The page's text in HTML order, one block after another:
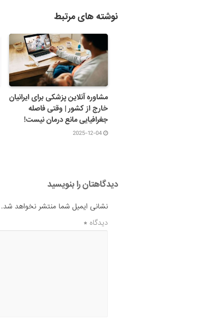
نوشته های مرتبط
مشاوره آنلاین پزشکی برای ایرانیان
خارج از کشور | وقتی فاصله
جغرافیایی مانع درمان نیست!
2025-12-04
دیدگاهتان را بنویسید
نشانی ایمیل شما منتشر نخواهد شد.
دیدگاه *